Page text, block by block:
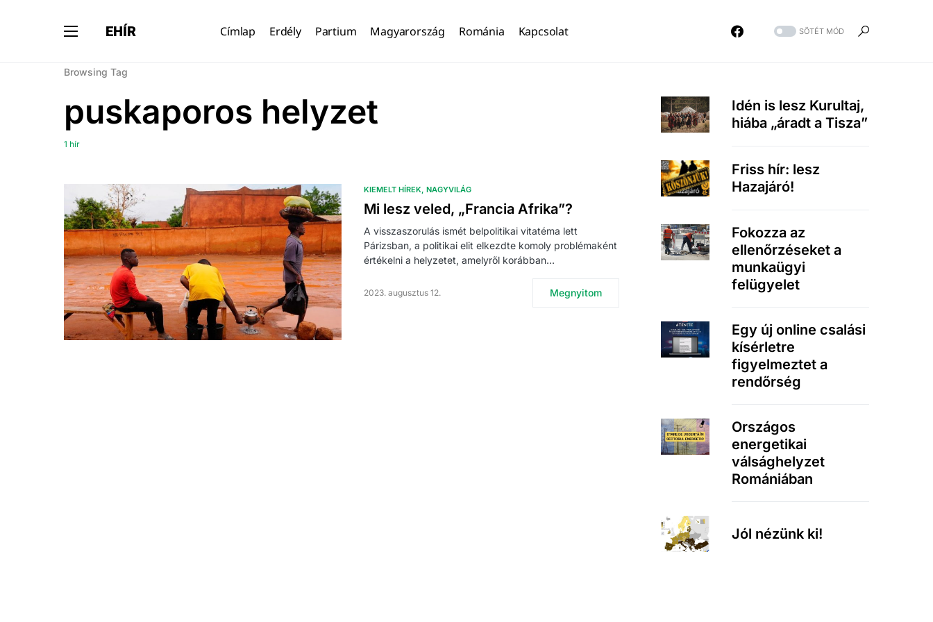
EHÍR Címlap Erdély Partium Magyarország Románia Kapcsolat SÖTÉT MÓD
Browsing Tag
puskaporos helyzet
1 hír
KIEMELT HÍREK NAGYVILÁG
Mi lesz veled, „Francia Afrika”?
A visszaszorulás ismét belpolitikai vitatéma lett
Párizsban, a politikai elit elkezdte komoly problémaként
értékelni a helyzetet, amelyről korábban…
2023. augusztus 12. Megnyitom
Idén is lesz Kurultaj,
hiába „áradt a Tisza”
Friss hír: lesz
Hazajáró!
Fokozza az
ellenőrzéseket a
munkaügyi
felügyelet
Egy új online csalási
kísérletre
figyelmeztet a
rendőrség
Országos
energetikai
válsághelyzet
Romániában
Jól nézünk ki!